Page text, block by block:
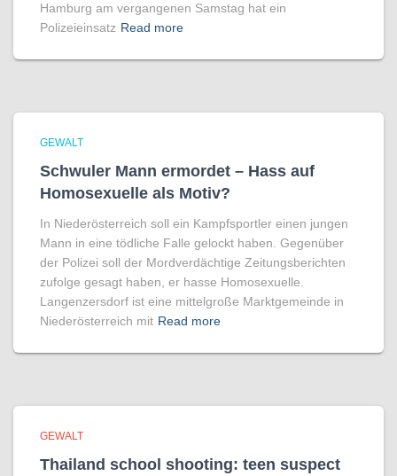
Hamburg am vergangenen Samstag hat ein
Polizeieinsatz Read more
GEWALT
Schwuler Mann ermordet – Hass auf
Homo­sexuelle als Motiv?
In Niederösterreich soll ein Kampfsportler einen jungen
Mann in eine tödliche Falle gelockt haben. Gegenüber
der Polizei soll der Mordverdächtige Zeitungsberichten
zufolge gesagt haben, er hasse Homosexuelle.
Langenzersdorf ist eine mittelgroße Marktgemeinde in
Niederösterreich mit Read more
GEWALT
Thailand school shooting: teen suspect